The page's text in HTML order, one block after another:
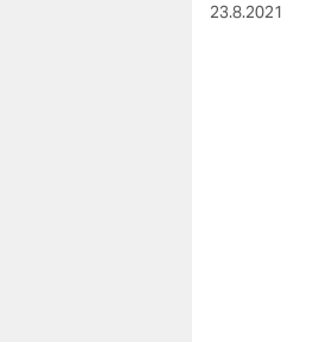
wahrheit
23.8.2021